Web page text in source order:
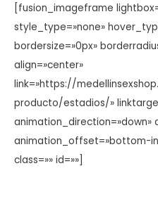
[fusion_imageframe
style_type=»none»
bordersize=»0px»
align=»center»
link=»https://
producto/estadios/»
animation_direction=»down»
animation_offset=»bottom-
class=»» id=»»]